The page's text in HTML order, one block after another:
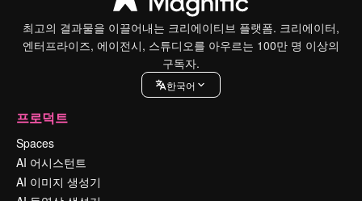
최고의 결과물을 이끌어내는 크리에이티브 플랫폼. 크리에이터,
엔터프라이즈, 에이전시, 스튜디오를 아우르는 100만 명 이상의
구독자.
한국어
프로덕트
Spaces
AI 어시스턴트
AI 이미지 생성기